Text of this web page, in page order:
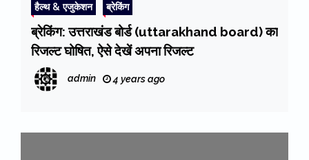
हैल्थ & एजुकेशन ब्रेकिंग
ब्रेकिंग: उत्तराखंड बोर्ड (uttarakhand board) का
रिजल्ट घोषित, ऐसे देखें अपना रिजल्ट
admin 4 years ago